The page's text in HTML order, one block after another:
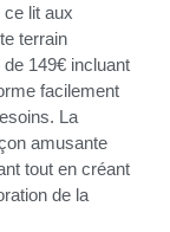
ce lit aux
terrain
149€ incluant
facilement
La
amusante
tout en créant
de la